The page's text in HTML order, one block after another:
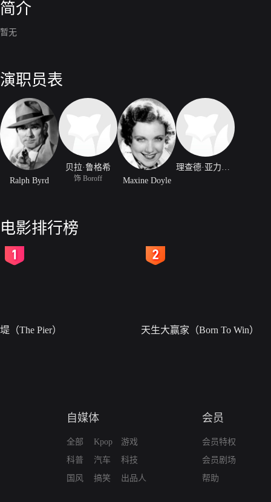
简介
暂无
演职员表
Ralph Byrd
贝拉·鲁格希
饰 Boroff Maxine Doyle
理查德·亚力山大
电影排行榜
堤（The Pier） 天生大赢家（Born To Win）
自媒体
全部
科普
国风
Kpop
汽车
搞笑
游戏
科技
出品人
会员
会员特权
会员剧场
帮助